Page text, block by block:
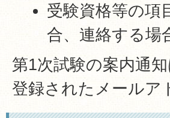
受験資格等の項
合、連絡する場
第1次試験の案内通
登録されたメールア